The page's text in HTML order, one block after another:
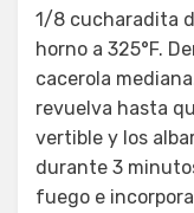
1/8 cucharadita
horno a 325°F.
cacerola
revuelva hasta
vertible y los
durante 3
fuego e